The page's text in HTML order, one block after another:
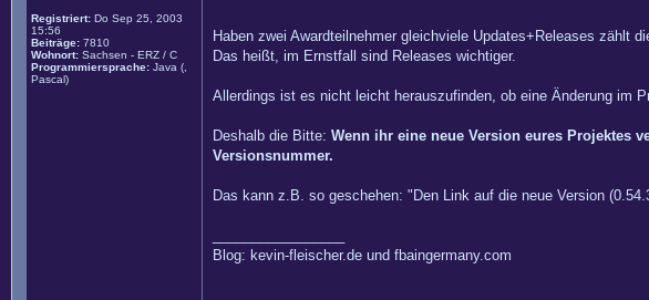
Registriert: Do Sep 25, 2003
15:56
Beiträge: 7810
Wohnort: Sachsen - ERZ / C
Programmiersprache: Java (,
Pascal)
Haben zwei Awardteilnehmer gleichviele Updates+Releases zählt
Das heißt, im Ernstfall sind Releases wichtiger.
Allerdings ist es nicht leicht herauszufinden, ob eine Änderung im
Deshalb die Bitte: Wenn ihr eine neue Version eures Projektes
Versionsnummer.
Das kann z.B. so geschehen: "Den Link auf die neue Version
Blog: kevin-fleischer.de und fbaingermany.com